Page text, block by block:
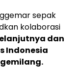
sepak
kolaborasi
dan
Indonesia